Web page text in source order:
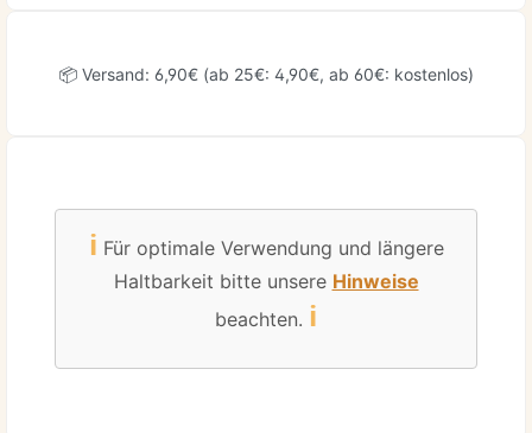
📦 Versand: 6,90€ (ab 25€: 4,90€, ab 60€: kostenlos)
ℹ️ Für optimale Verwendung und längere
Haltbarkeit bitte unsere Hinweise
beachten. ℹ️